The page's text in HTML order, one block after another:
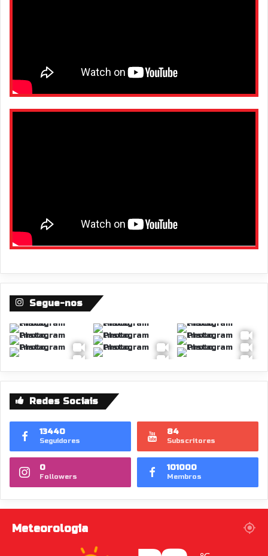
Segue-nos
Redes Sociais
13440
Seguidores
84
Subscritores
0
Followers
101000
Membros
Meteorologia